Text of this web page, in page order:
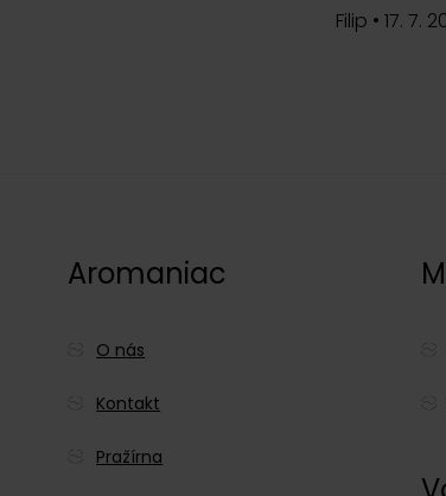
Filip • 17. 7.
Aromaniac
O nás
Kontakt
Pražírna